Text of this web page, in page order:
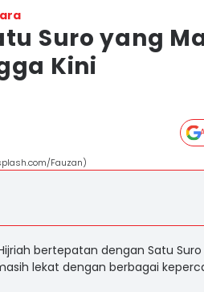
Suro yang
Kini
Fauzan)
bertepatan dengan Satu
lekat dengan berbagai